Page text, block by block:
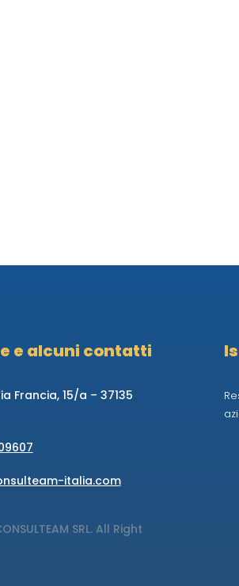
e alcuni contatti
Francia, 15/a – 37135
italia.com
SRL. All Right